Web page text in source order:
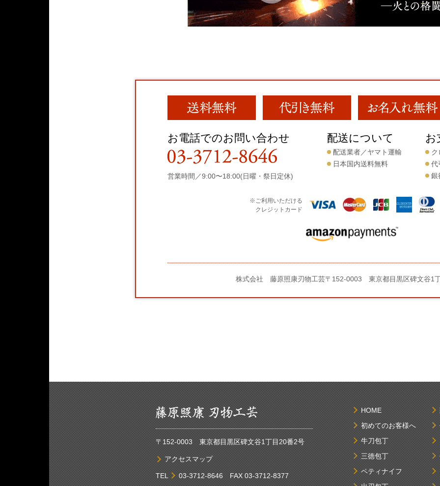
お電話でのお問い合わせ
営業時間／9:00〜18:00(日曜・祭日定休)
配送について
配送業者／ヤマト運輸
日本国内送料無料
お
ク
代
銀
※ご利用いただける
クレジットカード
株式会社 藤原照康刃物工芸〒152-0003 東京都目黒区碑文谷1
〒152-0003 東京都目黒区碑文谷1丁目20番2号
アクセスマップ
TEL 03-3712-8646FAX 03-3712-8377
HOME
初めてのお客様へ
牛刀包丁
三徳包丁
ペティナイフ